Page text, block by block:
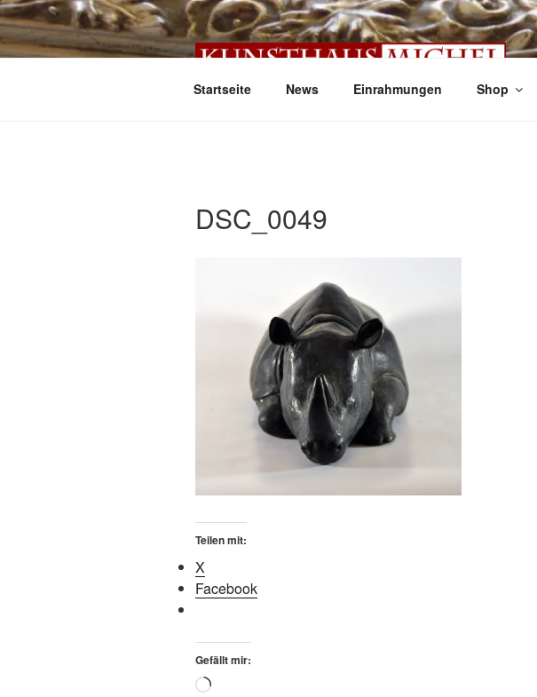
Zum
Inhalt
springen
Startseite News Einrahmungen Shop
DSC_0049
Teilen mit:
X
Facebook
Gefällt mir:
Wird